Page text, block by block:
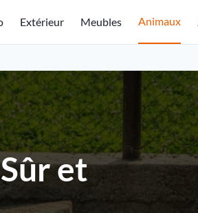
Extérieur Meubles Animaux
et